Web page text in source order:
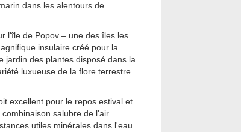
dans les alentours de
l'île de Popov – une des îles les
insulaire créé pour la
jardin des plantes disposé dans la
luxueuse de la flore terrestre
excellent pour le repos estival et
salubre de l'air
utiles minérales dans l'eau